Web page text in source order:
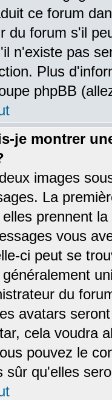
ce forum
du forum s'il
n'existe pas
Plus
phpBB
je montrer
images
La
prennent
vous
ci peut se
du
avatars
cela voudra
pouvez le
sûr qu'elles